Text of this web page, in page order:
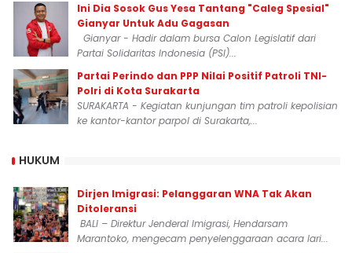
Ini Dia Sosok Gus Yesa Tantang "Caleg Spesial"
Gianyar Untuk Adu Gagasan
Gianyar - Hadir dalam bursa Calon Legislatif dari
Partai Solidaritas Indonesia (PSI)...
Partai Perindo dan PPP Nilai Positif Patroli TNI-
Polri di Kota Surakarta
SURAKARTA - Kegiatan kunjungan tim patroli kepolisian
ke kantor-kantor parpol di Surakarta,...
HUKUM
Dirjen Imigrasi: Pelanggaran WNA Tak Akan
Ditoleransi
BALI – Direktur Jenderal Imigrasi, Hendarsam
Marantoko, mengecam penyelenggaraan acara lari...